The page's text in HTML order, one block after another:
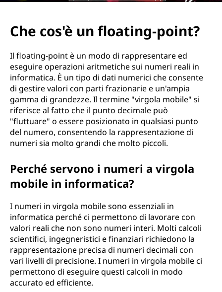
Che cos'è un floating-point?
Il floating-point è un modo di rappresentare ed
eseguire operazioni aritmetiche sui numeri reali in
informatica. È un tipo di dati numerici che consente
di gestire valori con parti frazionarie e un'ampia
gamma di grandezze. Il termine "virgola mobile" si
riferisce al fatto che il punto decimale può
"fluttuare" o essere posizionato in qualsiasi punto
del numero, consentendo la rappresentazione di
numeri sia molto grandi che molto piccoli.
Perché servono i numeri a virgola
mobile in informatica?
I numeri in virgola mobile sono essenziali in
informatica perché ci permettono di lavorare con
valori reali che non sono numeri interi. Molti calcoli
scientifici, ingegneristici e finanziari richiedono la
rappresentazione precisa di numeri decimali con
vari livelli di precisione. I numeri in virgola mobile ci
permettono di eseguire questi calcoli in modo
accurato ed efficiente.